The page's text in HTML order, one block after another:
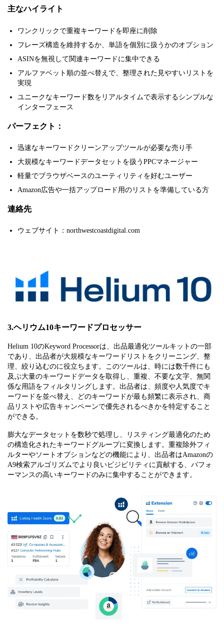
主なハイライト
ワンクリックで重複キーワードを即座に削除
フレーズ構造を維持するか、単語を個別に扱うかのオプション
ASINを無視して関連キーワードに集中できる
アルファベット順の並べ替えで、整理された見やすいリストを
実現
ユニークなキーワード数をリアルタイムで表示するシンプルな
インターフェース
パーフェクト：
迅速なキーワードクリーンアップツールが必要な売り手
大規模なキーワードデータセットを扱うPPCマネージャー
軽量でブラウザベースのユーティリティを好むユーザー
Amazon広告や一括アップロード用のリストを準備している方
連絡先
ウェブサイト：northwestcoastdigital.com
3.ヘリウム10キーワードプロセッサー
Helium 10のKeyword Processorは、出品最適化ツールキットの一部
であり、出品者が大規模なキーワードリストをクリーニング、整
理、絞り込むのに役立ちます。このツールは、時には数千件にも
及ぶ大量のキーワードデータを取得し、重複、不要な文字、無関
係な用語をフィルタリングします。出品者は、頻度や人気度でキ
ーワードを並べ替え、どのキーワードが最も頻繁に表示され、商
品リストや広告キャンペーンで優先されるべきかを特定すること
ができる。
膨大なデータセットを数秒で処理し、リスティング最適化のため
の構造化されたキーワードグループに変換します。重複除外フィ
ルターやソートオプションなどの機能により、出品者はAmazonの
A9検索アルゴリズムでより良いビジビリティに貢献する、パフォ
ーマンスの高いキーワードのみに集中することができます。